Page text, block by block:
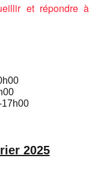
et répondre à
17h00
2025